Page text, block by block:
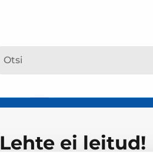
Lehte ei leitud!